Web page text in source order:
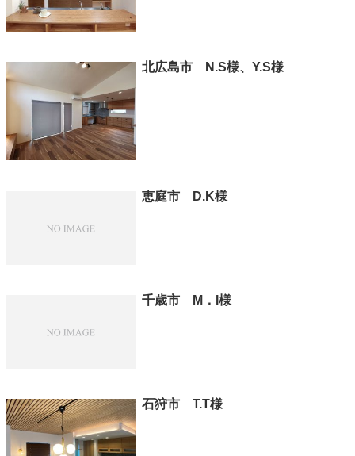
北広島市 N.S様、Y.S様
恵庭市 D.K様
千歳市 M．I様
石狩市 T.T様